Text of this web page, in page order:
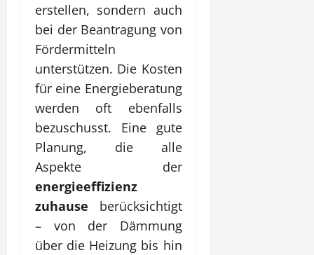
erstellen, sondern auch
bei der Beantragung von
Fördermitteln
unterstützen. Die Kosten
für eine Energieberatung
werden oft ebenfalls
bezuschusst. Eine gute
Planung, die alle
Aspekte der
energieeffizienz
zuhause berücksichtigt
– von der Dämmung
über die Heizung bis hin